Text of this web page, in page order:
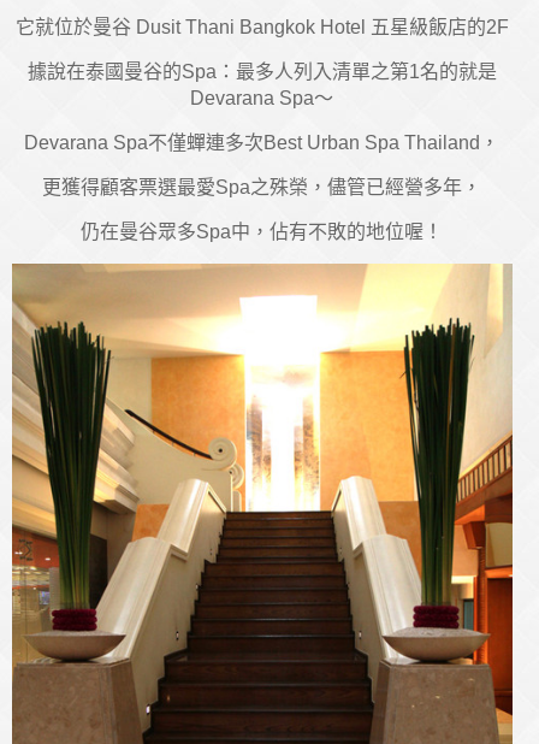
它就位於曼谷 Dusit Thani Bangkok Hotel 五星級飯店的2F
據說在泰國曼谷的Spa：最多人列入清單之第1名的就是
Devarana Spa～
Devarana Spa不僅蟬連多次Best Urban Spa Thailand，
更獲得顧客票選最愛Spa之殊榮，儘管已經營多年，
仍在曼谷眾多Spa中，佔有不敗的地位喔！